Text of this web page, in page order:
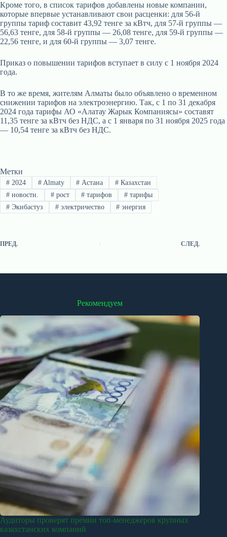
Кроме того, в список тарифов добавлены новые компании,
которые впервые устанавливают свои расценки: для 56-й
группы тариф составит 43,92 тенге за кВтч, для 57-й группы —
56,63 тенге, для 58-й группы — 26,08 тенге, для 59-й группы —
22,56 тенге, и для 60-й группы — 3,07 тенге.
Приказ о повышении тарифов вступает в силу с 1 ноября 2024
года.
В то же время, жителям Алматы было объявлено о временном
снижении тарифов на электроэнергию. Так, с 1 по 31 декабря
2024 года тарифы АО «Алатау Жарык Компаниясы» составят
11,35 тенге за кВтч без НДС, а с 1 января по 31 ноября 2025 года
— 10,54 тенге за кВтч без НДС.
Метки
#2024 #Almaty # Астана # Казахстан
#новости. #рост # тарифов # тарифы
#Экибастуз #электричество # энергия
ПРЕД. СЛЕД.
Рекомендуем
Аудиторы проверят премии топ-менеджеров крупных
казахстанских компаний